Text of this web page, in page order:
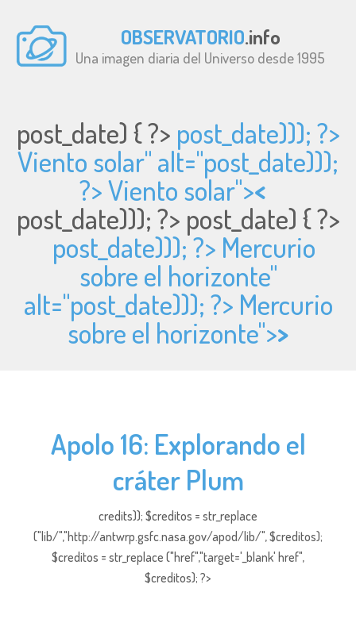
OBSERVATORIO.info
Una imagen diaria del Universo desde 1995
post_date) { ?> post_date))); ?>
Viento solar" alt="post_date)));
?> Viento solar"><
post_date))); ?> post_date) { ?>
post_date))); ?> Mercurio
sobre el horizonte"
alt="post_date))); ?> Mercurio
sobre el horizonte">>
Apolo 16: Explorando el
cráter Plum
credits)); $creditos = str_replace
("lib/","http://antwrp.gsfc.nasa.gov/apod/lib/", $creditos);
$creditos = str_replace ("href","target='_blank' href",
$creditos); ?>